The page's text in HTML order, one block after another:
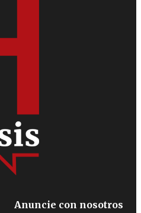
Anuncie con nosotros